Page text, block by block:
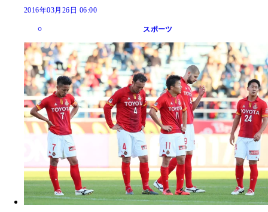
2016年03月26日 06:00
スポーツ